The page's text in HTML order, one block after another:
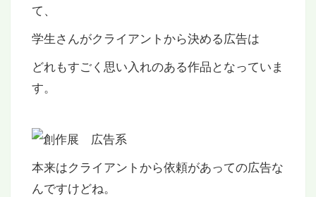
て、
学生さんがクライアントから決める広告は
どれもすごく思い入れのある作品となっていま
す。
本来はクライアントから依頼があっての広告な
んですけどね。